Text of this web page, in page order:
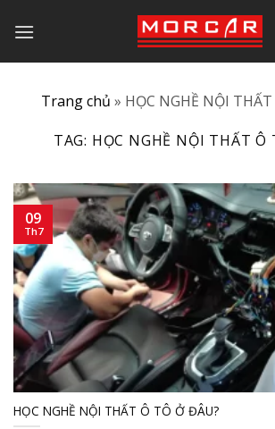
qua
nội
Trang chủ » HỌC NGHỀ NỘI
TAG: HỌC NGHỀ NỘI THẤT Ô
HỌC NGHỀ NỘI THẤT Ô TÔ Ở ĐÂU?
09
Th7